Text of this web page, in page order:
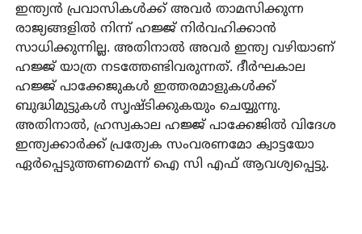
ഇന്ത്യന്‍ പ്രവാസികള്‍ക്ക് അവര്‍ താമസിക്കുന്ന
രാജ്യങ്ങളില്‍ നിന്ന് ഹജ്ജ് നിര്‍വഹിക്കാന്‍
സാധിക്കുന്നില്ല. അതിനാല്‍ അവര്‍ ഇന്ത്യ വഴിയാണ്
ഹജ്ജ് യാത്ര നടത്തേണ്ടിവരുന്നത്. ദീര്‍ഘകാല
ഹജ്ജ് പാക്കേജുകള്‍ ഇത്തരമാളുകള്‍ക്ക്
ബുദ്ധിമുട്ടുകള്‍ സൃഷ്ടിക്കുകയും ചെയ്യുന്നു.
അതിനാല്‍, ഹ്രസ്വകാല ഹജ്ജ് പാക്കേജില്‍ വിദേശ
ഇന്ത്യക്കാര്‍ക്ക് പ്രത്യേക സംവരണമോ ക്വാട്ടയോ
ഏര്‍പ്പെടുത്തണമെന്ന് ഐ സി എഫ് ആവശ്യപ്പെട്ടു.